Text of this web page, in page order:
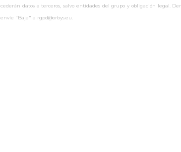
cederán datos a terceros, salvo entidades del grupo y obligación legal.
envíe "Baja" a rgpd@orbys.eu.